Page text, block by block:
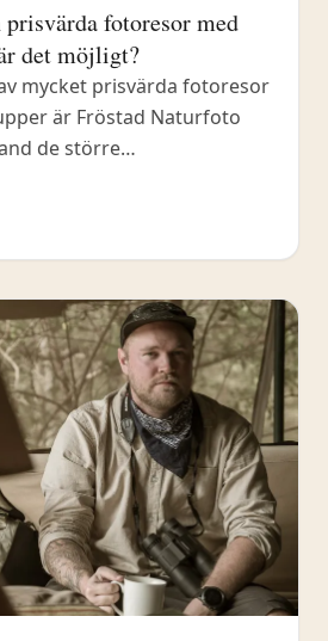
fotoresor med
det möjligt?
mycket prisvärda fotoresor
är Fröstad Naturfoto
de större
som idag finns på
väljer du en billigare
du i en liten grupp och